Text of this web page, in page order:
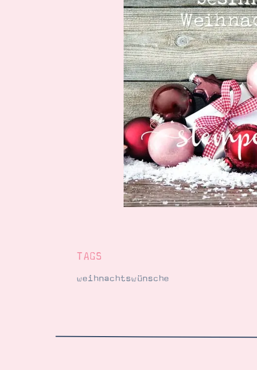
Datenschutz
TAGS
weihnachtswünsche